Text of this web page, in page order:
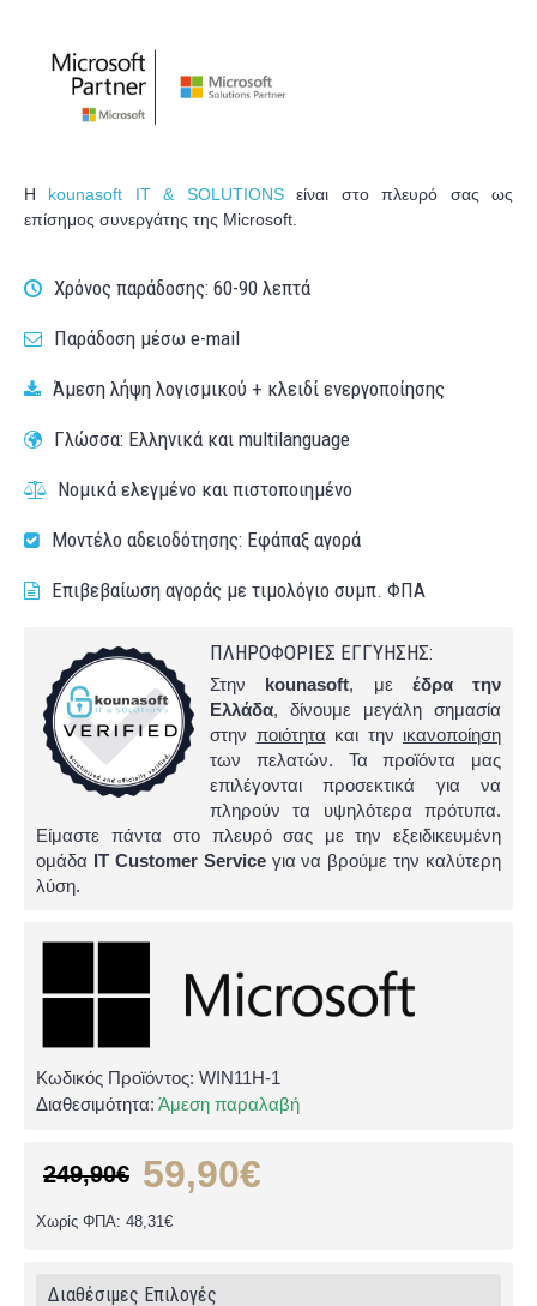
Η kounasoft IT & SOLUTIONSείναι στο πλευρό σας ως
επίσημος συνεργάτης της Microsoft.
Χρόνος παράδοσης: 60-90 λεπτά
Παράδοση μέσω e-mail
Άμεση λήψη λογισμικού + κλειδί ενεργοποίησης
Γλώσσα: Ελληνικά και multilanguage
Νομικά ελεγμένο και πιστοποιημένο
Μοντέλο αδειοδότησης: Εφάπαξ αγορά
Επιβεβαίωση αγοράς με τιμολόγιο συμπ. ΦΠΑ
ΠΛΗΡΟΦΟΡΙΕΣ ΕΓΓΥΗΣΗΣ:
Στην kounasoft, με έδρα την
Ελλάδα, δίνουμε μεγάλη σημασία
στην ποιότητα και την ικανοποίηση
των πελατών. Τα προϊόντα μας
επιλέγονται προσεκτικά για να
πληρούν τα υψηλότερα πρότυπα.
Είμαστε πάντα στο πλευρό σας με την εξειδικευμένη
ομάδα IT Customer Serviceγια να βρούμε την καλύτερη
λύση.
Κωδικός Προϊόντος: WIN11H-1
Διαθεσιμότητα: Άμεση παραλαβή
249,90€ 59,90€
Χωρίς ΦΠΑ: 48,31€
Διαθέσιμες Επιλογές